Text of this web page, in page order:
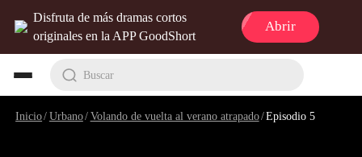
Disfruta de más dramas cortos
originales en la APP GoodShort
Abrir
Buscar
Inicio/Urbano/Volando de vuelta al verano atrapado/Episodio 5